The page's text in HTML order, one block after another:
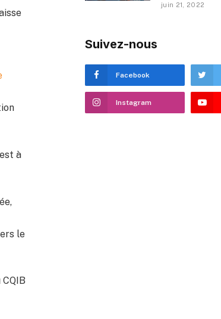
à
le
juin 21, 2022
Suivez-nous
Facebook
Instagram